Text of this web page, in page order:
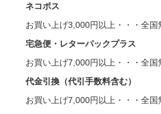
ネコポス
お買い上げ3,000円以上・・・全国
宅急便・レターパックプラス
お買い上げ7,000円以上・・・全国
代金引換（代引手数料含む）
お買い上げ7,000円以上・・・全国